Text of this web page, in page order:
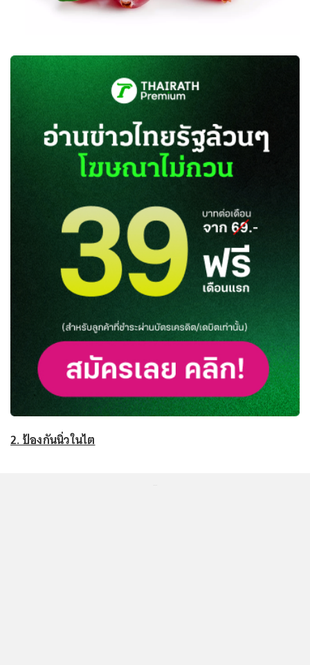
2. ป้องกันนิ่วในไต